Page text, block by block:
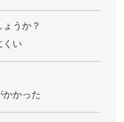
うか？
くい
かかった